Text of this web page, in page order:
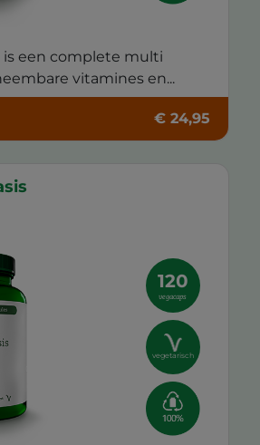
is een complete multi
vitamines en...
€ 24,95
120
vegacaps
vegetarisch